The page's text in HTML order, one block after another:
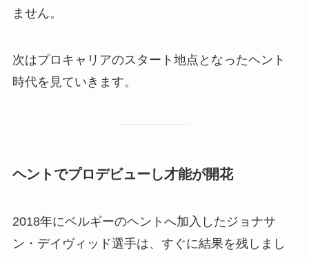
ません。
次はプロキャリアのスタート地点となったヘント
時代を見ていきます。
ヘントでプロデビューし才能が開花
2018年にベルギーのヘントへ加入したジョナサ
ン・デイヴィッド選手は、すぐに結果を残しまし